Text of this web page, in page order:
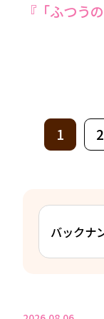
『「ふつう
1 2